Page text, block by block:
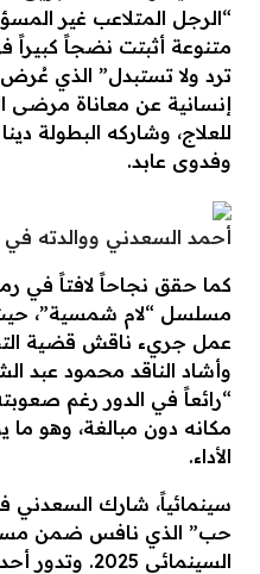
“الرجل المتلاعب غير
متنوعة أثبتت نضجاً كبيراً
ترد ولا تستبدل” الذي
إنسانية عن معاناة مرضى
للعلاج، وشاركه البطولة
وفدوى عابد.
أحمد السعدني ووالدته في
مسلسل “لام شمسية”،
عمل جريء ناقش قضية
وأشاد الناقد محمود عبد
“رائعاً في الدور رغم
مكانه دون مبالغة، وهو
الأداء.
سينمائياً، شارك السعدني
حب” الذي نافس ضمن
السينمائي